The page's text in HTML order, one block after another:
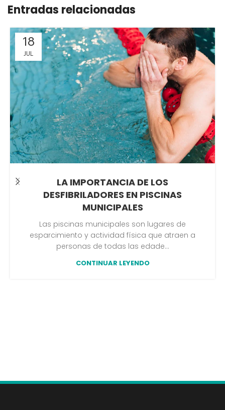
Entradas relacionadas
18
JUL
LA IMPORTANCIA DE LOS
DESFIBRILADORES EN PISCINAS
MUNICIPALES
Las piscinas municipales son lugares de
esparcimiento y actividad física que atraen a
personas de todas las edade...
CONTINUAR LEYENDO